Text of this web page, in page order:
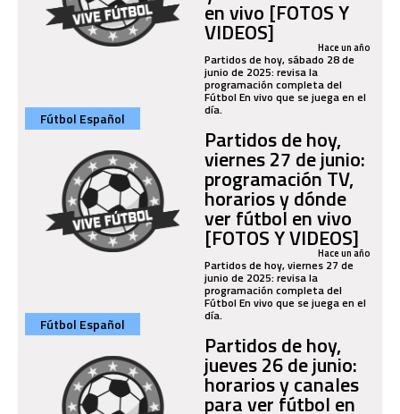
en vivo [FOTOS Y
VIDEOS] Hace un año
Partidos de hoy, sábado 28 de
junio de 2025: revisa la
programación completa del
Fútbol En vivo que se juega en el
día.
Fútbol Español
Partidos de hoy,
viernes 27 de junio:
programación TV,
horarios y dónde
ver fútbol en vivo
[FOTOS Y VIDEOS]
Hace un año
Partidos de hoy, viernes 27 de
junio de 2025: revisa la
programación completa del
Fútbol En vivo que se juega en el
día.
Fútbol Español
Partidos de hoy,
jueves 26 de junio:
horarios y canales
para ver fútbol en